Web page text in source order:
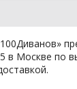
в Москве по